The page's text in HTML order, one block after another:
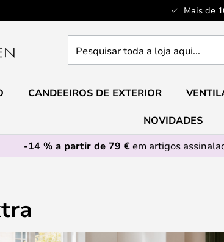
Mais de
toda
loja
CANDEEIROS DE EXTERIOR
NOVIDADES
-14 % a partir de 79 €em artigos